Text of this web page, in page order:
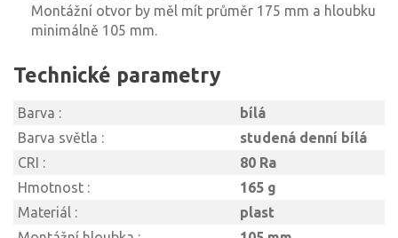
Montážní otvor by měl mít průměr 175 mm a hloubku
minimálně 105 mm.
Technické parametry
Barva :
bílá
Barva světla :
studená denní bílá
CRI :
80 Ra
Hmotnost :
165 g
Materiál :
plast